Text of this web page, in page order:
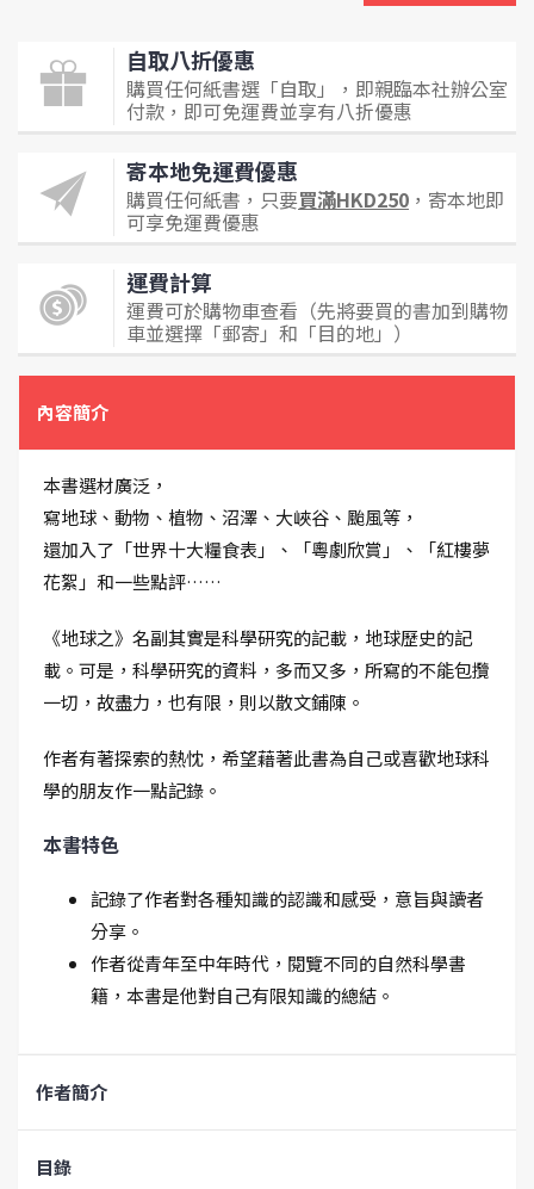
自取八折優惠
購買任何紙書選「自取」，即親臨本社辦公室
付款，即可免運費並享有八折優惠
寄本地免運費優惠
購買任何紙書，只要買滿HKD250 ，寄本地即
可享免運費優惠
運費計算
運費可於購物車查看（先將要買的書加到購物
車並選擇「郵寄」和「目的地」）
內容簡介
本書選材廣泛，
寫地球、動物、植物、沼澤、大峽谷、颱風等，
還加入了「世界十大糧食表」、「粵劇欣賞」、「紅樓夢
花絮」和一些點評……
《地球之》名副其實是科學研究的記載，地球歷史的記
載。可是，科學研究的資料，多而又多，所寫的不能包攬
一切，故盡力，也有限，則以散文鋪陳。
作者有著探索的熱忱，希望藉著此書為自己或喜歡地球科
學的朋友作一點記錄。
本書特色
記錄了作者對各種知識的認識和感受，意旨與讀者
分享。
作者從青年至中年時代，閱覽不同的自然科學書
籍，本書是他對自己有限知識的總結。
作者簡介
目錄